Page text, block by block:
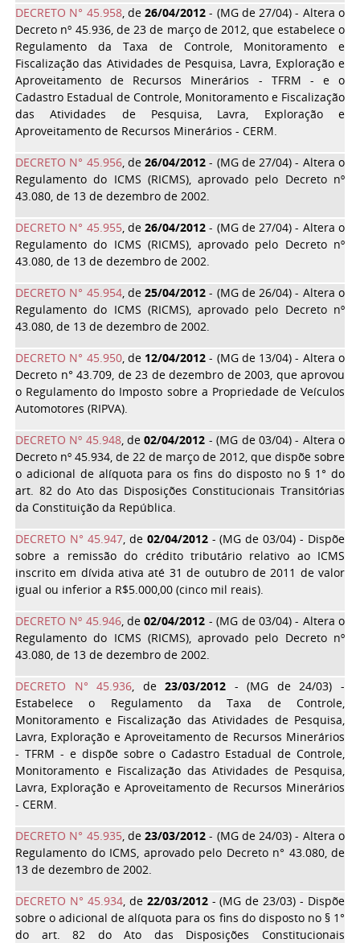
DECRETO N° 45.958, de26/04/2012 - (MG de 27/04) - Altera o
Decreto nº 45.936, de 23 de março de 2012, que estabelece o
Regulamento da Taxa de Controle, Monitoramento e
Fiscalização das Atividades de Pesquisa, Lavra, Exploração e
Aproveitamento de Recursos Minerários - TFRM - e o
Cadastro Estadual de Controle, Monitoramento e Fiscalização
das Atividades de Pesquisa, Lavra, Exploração e
Aproveitamento de Recursos Minerários - CERM.
DECRETO N° 45.956, de26/04/2012 - (MG de 27/04) - Altera o
Regulamento do ICMS (RICMS), aprovado pelo Decreto nº
43.080, de 13 de dezembro de 2002.
DECRETO N° 45.955, de26/04/2012 - (MG de 27/04) - Altera o
Regulamento do ICMS (RICMS), aprovado pelo Decreto nº
43.080, de 13 de dezembro de 2002.
DECRETO N° 45.954, de25/04/2012 - (MG de 26/04) - Altera o
Regulamento do ICMS (RICMS), aprovado pelo Decreto nº
43.080, de 13 de dezembro de 2002.
DECRETO N° 45.950, de 12/04/2012 - (MG de 13/04) - Altera o
Decreto n° 43.709, de 23 de dezembro de 2003, que aprovou
o Regulamento do Imposto sobre a Propriedade de Veículos
Automotores (RIPVA).
DECRETO Nº 45.948, de02/04/2012 - (MG de 03/04) - Altera o
Decreto nº 45.934, de 22 de março de 2012, que dispõe sobre
o adicional de alíquota para os fins do disposto no § 1° do
art. 82 do Ato das Disposições Constitucionais Transitórias
da Constituição da República.
DECRETO N° 45.947, de 02/04/2012- (MG de 03/04) - Dispõe
sobre a remissão do crédito tributário relativo ao ICMS
inscrito em dívida ativa até 31 de outubro de 2011 de valor
igual ou inferior a R$5.000,00 (cinco mil reais).
DECRETO Nº 45.946, de02/04/2012 - (MG de 03/04) - Altera o
Regulamento do ICMS (RICMS), aprovado pelo Decreto nº
43.080, de 13 de dezembro de 2002.
DECRETO N° 45.936, de23/03/2012 - (MG de 24/03) -
Estabelece o Regulamento da Taxa de Controle,
Monitoramento e Fiscalização das Atividades de Pesquisa,
Lavra, Exploração e Aproveitamento de Recursos Minerários
- TFRM - e dispõe sobre o Cadastro Estadual de Controle,
Monitoramento e Fiscalização das Atividades de Pesquisa,
Lavra, Exploração e Aproveitamento de Recursos Minerários
- CERM.
DECRETO N° 45.935, de23/03/2012 - (MG de 24/03) - Altera o
Regulamento do ICMS, aprovado pelo Decreto n° 43.080, de
13 de dezembro de 2002.
DECRETO N° 45.934, de 22/03/2012- (MG de 23/03) - Dispõe
sobre o adicional de alíquota para os fins do disposto no § 1°
do art. 82 do Ato das Disposições Constitucionais